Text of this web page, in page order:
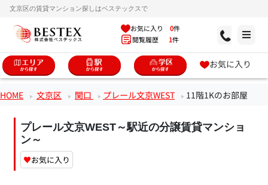
文京区の賃貸マンション探しはベステックスで
お気に入り 0件
閲覧履歴 1件
お気に入り
HOME 文京区 関口 プレール文京WEST 11階1Kのお部屋
プレール文京WEST～駅近の分譲賃貸マンショ
ン～
♥お気に入り